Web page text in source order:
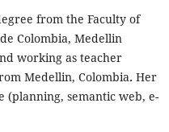
from the Faculty of
Colombia, Medellin
working as teacher
Medellin, Colombia. Her
semantic web, e-